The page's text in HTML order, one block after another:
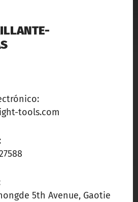
tools.com
5th Avenue, Gaotie